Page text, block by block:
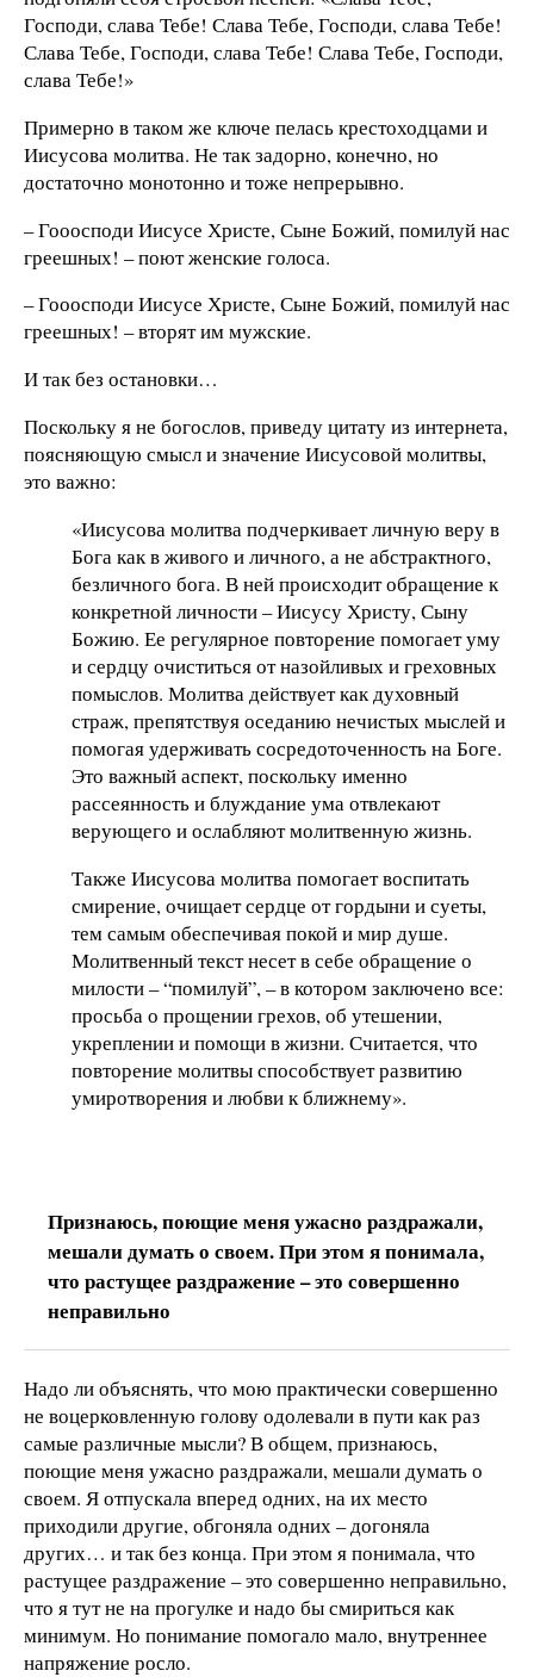
Господи, слава Тебе! Слава Тебе, Господи, слава Тебе!
Слава Тебе, Господи, слава Тебе! Слава Тебе, Господи,
слава Тебе!»
Примерно в таком же ключе пелась крестоходцами и
Иисусова молитва. Не так задорно, конечно, но
достаточно монотонно и тоже непрерывно.
– Гооосподи Иисусе Христе, Сыне Божий, помилуй нас
греешных! – поют женские голоса.
– Гооосподи Иисусе Христе, Сыне Божий, помилуй нас
греешных! – вторят им мужские.
И так без остановки…
Поскольку я не богослов, приведу цитату из интернета,
поясняющую смысл и значение Иисусовой молитвы,
это важно:
«Иисусова молитва подчеркивает личную веру в
Бога как в живого и личного, а не абстрактного,
безличного бога. В ней происходит обращение к
конкретной личности – Иисусу Христу, Сыну
Божию. Ее регулярное повторение помогает уму
и сердцу очиститься от назойливых и греховных
помыслов. Молитва действует как духовный
страж, препятствуя оседанию нечистых мыслей и
помогая удерживать сосредоточенность на Боге.
Это важный аспект, поскольку именно
рассеянность и блуждание ума отвлекают
верующего и ослабляют молитвенную жизнь.
Также Иисусова молитва помогает воспитать
смирение, очищает сердце от гордыни и суеты,
тем самым обеспечивая покой и мир душе.
Молитвенный текст несет в себе обращение о
милости – “помилуй”, – в котором заключено все:
просьба о прощении грехов, об утешении,
укреплении и помощи в жизни. Считается, что
повторение молитвы способствует развитию
умиротворения и любви к ближнему».
Признаюсь, поющие меня ужасно раздражали,
мешали думать о своем. При этом я понимала,
что растущее раздражение – это совершенно
неправильно
Надо ли объяснять, что мою практически совершенно
не воцерковленную голову одолевали в пути как раз
самые различные мысли? В общем, признаюсь,
поющие меня ужасно раздражали, мешали думать о
своем. Я отпускала вперед одних, на их место
приходили другие, обгоняла одних – догоняла
других… и так без конца. При этом я понимала, что
растущее раздражение – это совершенно неправильно,
что я тут не на прогулке и надо бы смириться как
минимум. Но понимание помогало мало, внутреннее
напряжение росло.